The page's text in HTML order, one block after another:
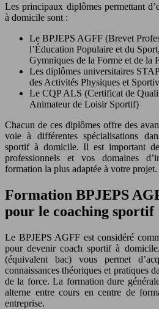
Les principaux diplômes permettant
à domicile sont :
Le BPJEPS AGFF (Brevet
l’Éducation Populaire et du
Gymniques de la Forme et de la
Les diplômes universitaires
des Activités Physiques et
Le CQP ALS (Certificat de
Animateur de Loisir Sportif)
Chacun de ces diplômes offre des
voie à différentes spécialisations
sportif à domicile. Il est important
professionnels et vos domaines
formation la plus adaptée à votre projet.
Formation BPJEPS
pour le coaching sportif
Le BPJEPS AGFF est considéré
pour devenir coach sportif à
(équivalent bac) vous permet
connaissances théoriques et pratiques
de la force. La formation dure
alterne entre cours en centre de
entreprise.